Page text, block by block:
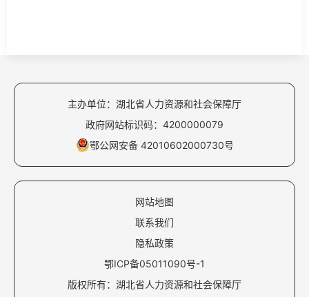
主办单位：湖北省人力资源和社会保障厅
政府网站标识码：4200000079
鄂公网安备 42010602000730号
网站地图
联系我们
隐私政策
鄂ICP备05011090号-1
版权所有：湖北省人力资源和社会保障厅